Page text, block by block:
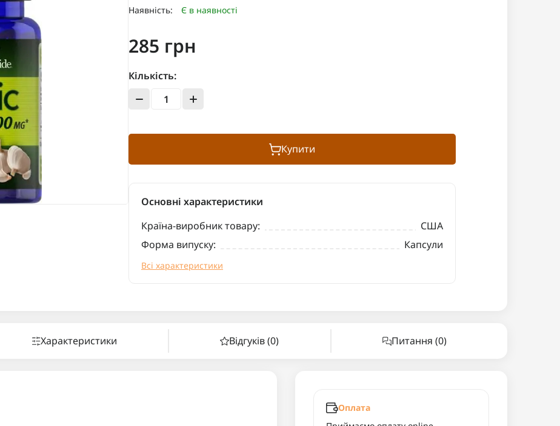
Наявність:
Є в наявності
285 грн
Кількість:
Купити
Основні характеристики
Країна-виробник товару:
США
Форма випуску:
Капсули
Всі характеристики
Характеристики Відгуків (0) Питання (0)
Оплата